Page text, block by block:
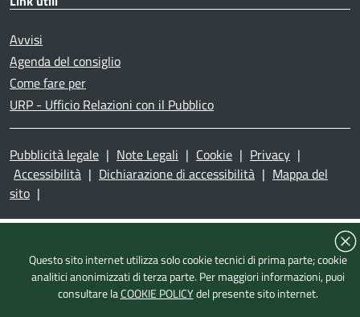
Avvisi
Agenda del consiglio
Come fare per
URP - Ufficio Relazioni con il Pubblico
Pubblicità legale | Note Legali | Cookie | Privacy |
Accessibilità | Dichiarazione di accessibilità | Mappa del
sito |
Questo sito internet utilizza solo cookie tecnici di prima parte; cookie
analitici anonimizzati di terza parte. Per maggiori informazioni, puoi
consultare laCOOKIE POLICYdel presente sito internet.